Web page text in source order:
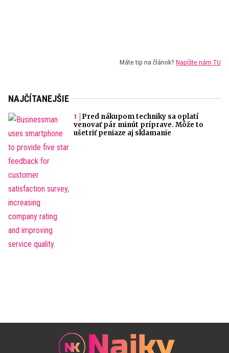
Máte tip na článok? Napíšte nám TU
NAJČÍTANEJŠIE
Pred nákupom techniky sa oplatí
venovať pár minút príprave. Môže to
ušetriť peniaze aj sklamanie